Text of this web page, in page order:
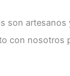
son artesanos
con nosotros